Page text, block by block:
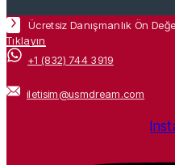
Ücretsiz Danışmanlık Ön
Tıklayın
+1 (832) 744 3919
iletisim@usmdream.com